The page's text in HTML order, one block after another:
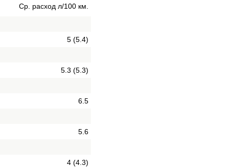
Ср. расход л/100 км.
5 (5.4)
5.3 (5.3)
6.5
5.6
4 (4.3)